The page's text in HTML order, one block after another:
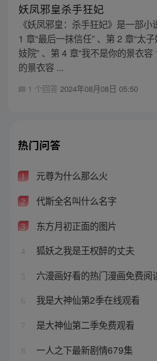
妖凤邪皇杀手狂妃
《妖凤邪皇：杀手狂妃》是一部
1 章“最后一抹信任” 、第 2 章“太
妓院” 、第 4 章“我不是你的景衣容
的景衣容 ...
1 个回答 2024年08月08日 05:50
热门问答
1 元尊为什么那么火
2 代斯全名叫什么名字
3 东方月初正面的图片
4 狐妖之我是王权醉的丈夫
5 六漫画好看的热门漫画免费阅
6 我是大神仙第2季在线观看
7 是大神仙第二季免费观看
8 一人之下最新剧情679集